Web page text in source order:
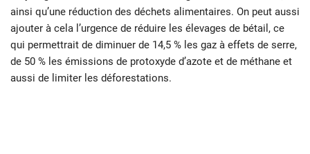
ainsi qu’une réduction des déchets alimentaires. On peut aussi
ajouter à cela l’urgence de réduire les élevages de bétail, ce
qui permettrait de diminuer de 14,5 % les gaz à effets de serre,
de 50 % les émissions de protoxyde d’azote et de méthane et
aussi de limiter les déforestations.